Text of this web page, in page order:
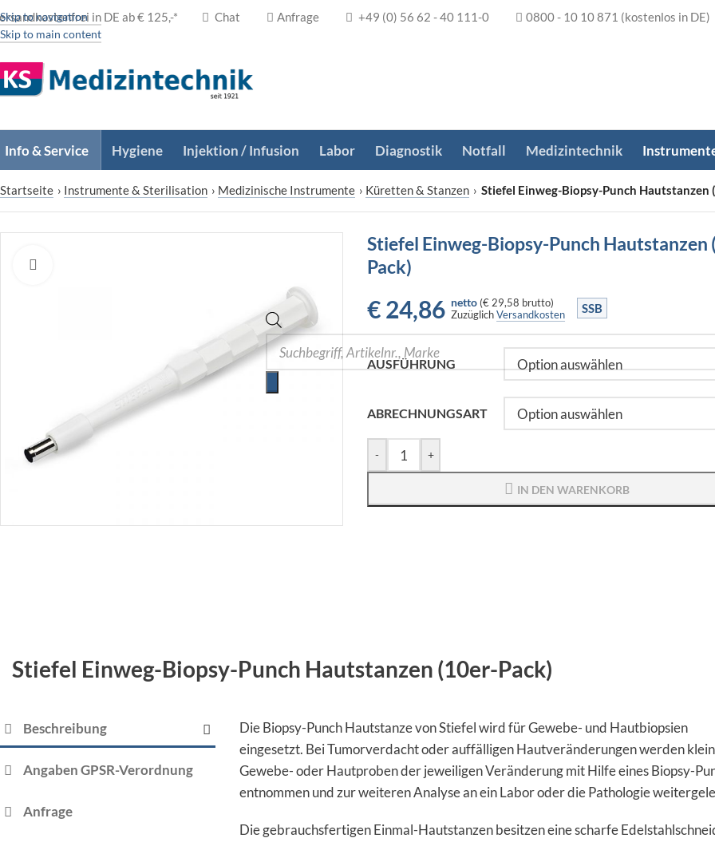
Skip to navigation
Skip to main content
in DE ab € 125,-* Chat Anfrage +49 (0) 56 62 - 40 111-0 0800 - 10 10 871 (kostenlos in DE)
Info & Service Hygiene Injektion / Infusion Labor Diagnostik Notfall Medizintechnik
Startseite › Instrumente & Sterilisation › Medizinische Instrumente › Küretten & Stanzen › Stiefel Einweg-Biopsy-Punch Hautstanzen
Stiefel Einweg-Biopsy-Punch Hautstanzen
Pack)
€24,86 netto (€ 29,58 brutto)
ZuzüglichVersandkosten SSB
AUSFÜHRUNG
ABRECHNUNGSART
- +
IN DEN WARENKORB
Stiefel Einweg-Biopsy-Punch Hautstanzen (10er-Pack)
Beschreibung
Angaben GPSR-Verordnung
Anfrage
Die Biopsy-Punch Hautstanze von Stiefel wird für Gewebe- und Hautbiopsien
eingesetzt. Bei Tumorverdacht oder auffälligen Hautveränderungen werden
Gewebe- oder Hautproben der jeweiligen Veränderung mit Hilfe eines Biopsy-
entnommen und zur weiteren Analyse an ein Labor oder die Pathologie
Die gebrauchsfertigen Einmal-Hautstanzen besitzen eine scharfe